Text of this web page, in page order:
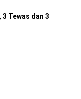
Tewas dan 3